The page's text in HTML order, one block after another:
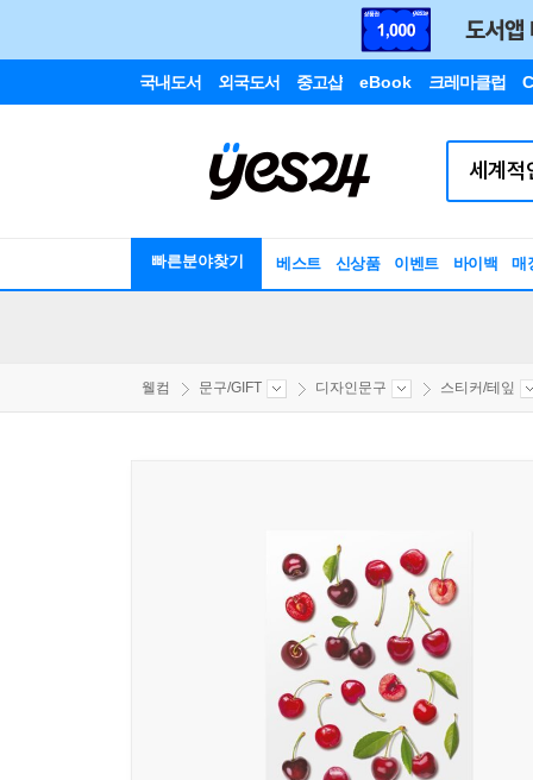
국내도서 외국도서 중고샵 eBook 크레마클럽
빠른분야찾기 베스트 신상품 이벤트 바이백 매
웰컴 문구/GIFT 디자인문구 스티커/테잎